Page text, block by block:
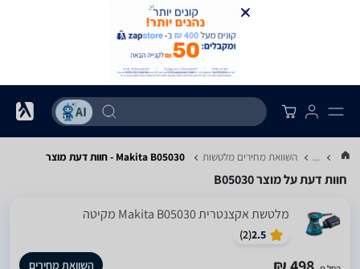
... השוואת מחירים מלטשות Makita B05030 - חוות דעת מוצר
חוות דעת על מוצר B05030
‏מלטשת אקצנטרית Makita B05030 מקיטה
2.5
(
2
)
השוואת מחירים